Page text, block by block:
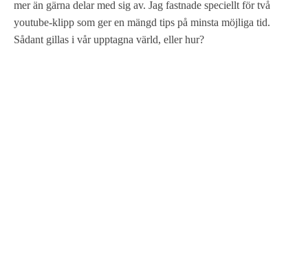
mer än gärna delar med sig av. Jag fastnade speciellt för två
youtube-klipp som ger en mängd tips på minsta möjliga tid.
Sådant gillas i vår upptagna värld, eller hur?